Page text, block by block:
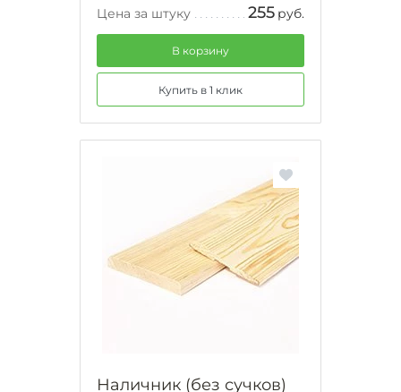
Цена за штуку
255 руб.
В корзину
Купить в 1 клик
Наличник (без сучков)